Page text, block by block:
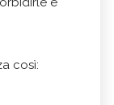
così: